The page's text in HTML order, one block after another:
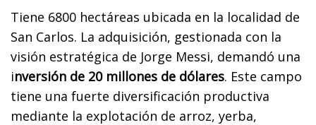
Tiene 6800 hectáreas ubicada en la localidad de
San Carlos. La adquisición, gestionada con la
visión estratégica de Jorge Messi, demandó una
inversión de 20 millones de dólares. Este campo
tiene una fuerte diversificación productiva
mediante la explotación de arroz, yerba,